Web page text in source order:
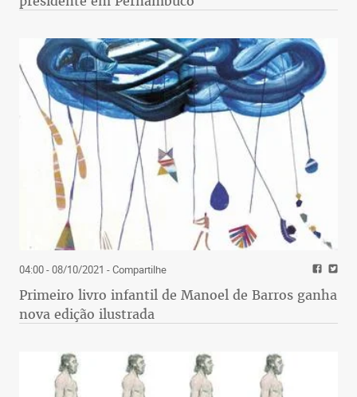
04:00 - 08/10/2021 - Compartilhe
Primeiro livro infantil de Manoel de Barros ganha
nova edição ilustrada